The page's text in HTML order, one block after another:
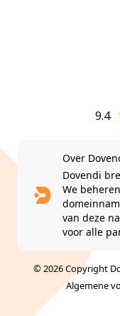
9.4
Over
Dovendi
We
van deze
voor alle
© 2026 Copyright
Algemene